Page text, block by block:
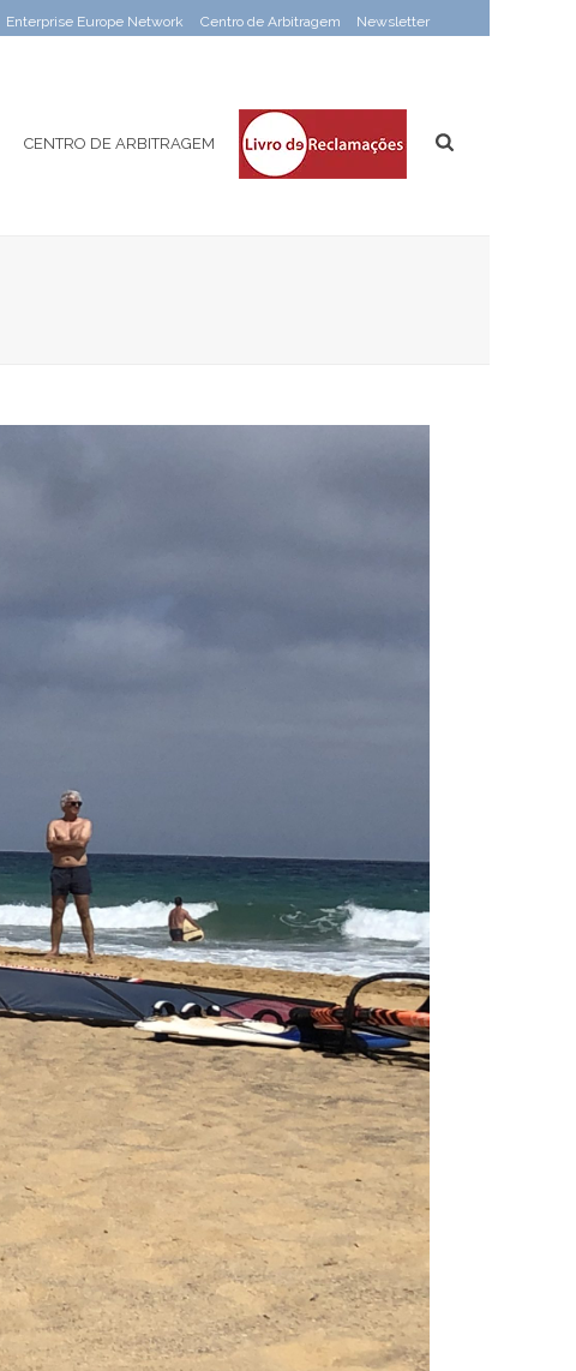
Newsletter
Enterprise Europe Network Centro de Arbitragem
CENTRO DE ARBITRAGEM